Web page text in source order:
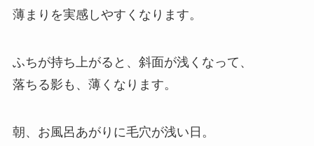
薄まりを実感しやすくなります。
ふちが持ち上がると、斜面が浅くなって、
落ちる影も、薄くなります。
朝、お風呂あがりに毛穴が浅い日。